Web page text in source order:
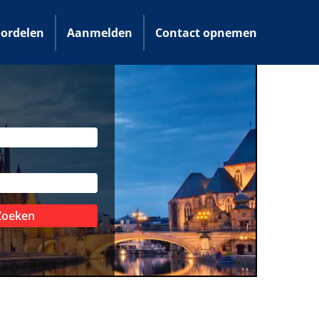
Aanmelden Contact opnemen